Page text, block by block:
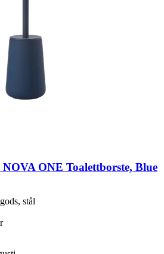
NOVA ONE Toalettborste, Blue
stål